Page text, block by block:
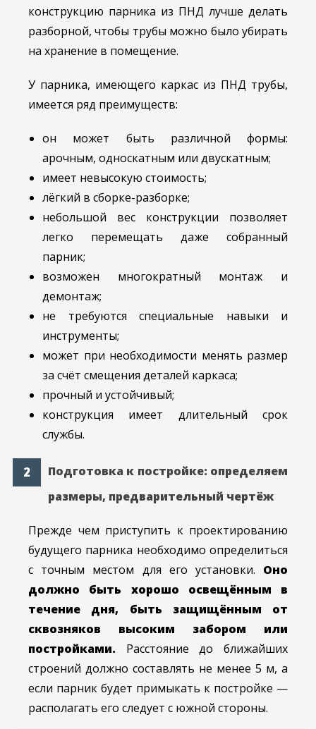
конструкцию парника из ПНД лучше делать
разборной, чтобы трубы можно было убирать
на хранение в помещение.
У парника, имеющего каркас из ПНД трубы,
имеется ряд преимуществ:
он может быть различной формы:
арочным, односкатным или двускатным;
имеет невысокую стоимость;
лёгкий в сборке-разборке;
небольшой вес конструкции позволяет
легко перемещать даже собранный
парник;
возможен многократный монтаж и
демонтаж;
не требуются специальные навыки и
инструменты;
может при необходимости менять размер
за счёт смещения деталей каркаса;
прочный и устойчивый;
конструкция имеет длительный срок
службы.
Подготовка к постройке: определяем
размеры, предварительный чертёж
Прежде чем приступить к проектированию
будущего парника необходимо определиться
с точным местом для его установки. Оно
должно быть хорошо освещённым в
течение дня, быть защищённым от
сквозняков высоким забором или
постройками. Расстояние до ближайших
строений должно составлять не менее 5 м, а
если парник будет примыкать к постройке —
располагать его следует с южной стороны.